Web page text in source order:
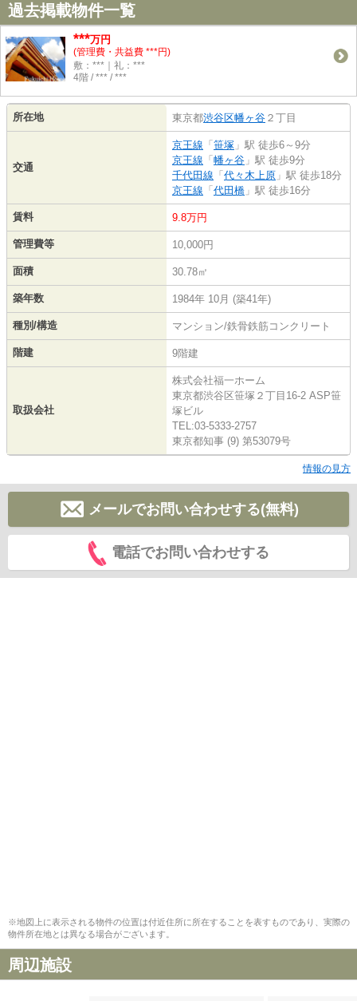
過去掲載物件一覧
***万円
(管理費・共益費 ***円)
敷：***｜礼：***
4階 / *** / ***
所在地 東京都渋谷区幡ヶ谷 ２丁目
交通
京王線 「 笹塚 」駅 徒歩6～9分
京王線 「 幡ヶ谷 」駅 徒歩9分
千代田線 「 代々木上原 」駅 徒歩18分
京王線 「 代田橋 」駅 徒歩16分
賃料 9.8万円
管理費等 10,000円
面積 30.78㎡
築年数 1984年 10月 (築41年)
種別/構造 マンション/鉄骨鉄筋コンクリート
階建 9階建
取扱会社
株式会社福一ホーム
東京都渋谷区笹塚２丁目16-2 ASP笹
塚ビル
TEL:03-5333-2757
東京都知事 (9) 第53079号
情報の見方
メールでお問い合わせする(無料)
電話でお問い合わせする
※地図上に表示される物件の位置は付近住所に所在することを表すものであり、実際の
物件所在地とは異なる場合がございます。
周辺施設